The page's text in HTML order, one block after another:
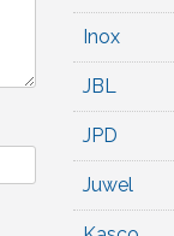
Inox
JBL
JPD
Juwel